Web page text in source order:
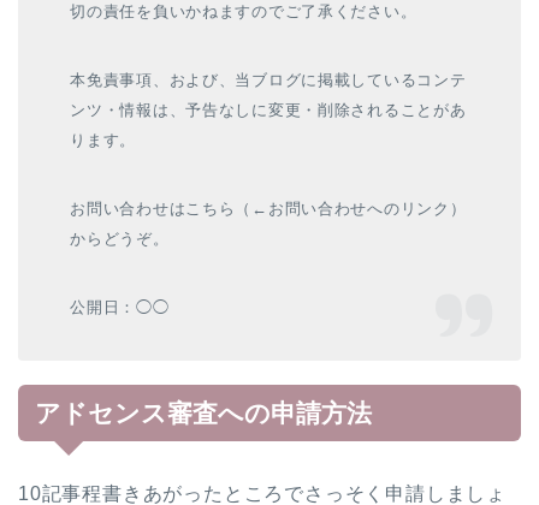
切の責任を負いかねますのでご了承ください。
本免責事項、および、当ブログに掲載しているコンテ
ンツ・情報は、予告なしに変更・削除されることがあ
ります。
お問い合わせはこちら（←お問い合わせへのリンク）
からどうぞ。
公開日：◯◯
アドセンス審査への申請方法
10記事程書きあがったところでさっそく申請しましょ